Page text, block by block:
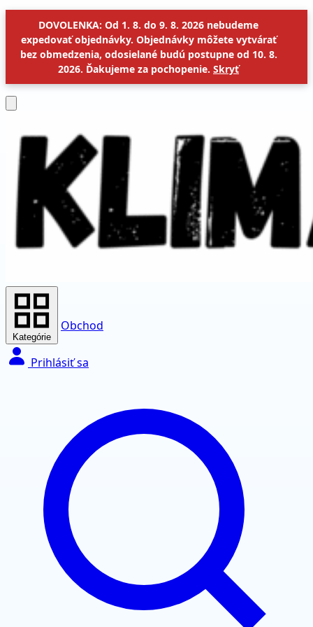
DOVOLENKA: Od 1. 8. do 9. 8. 2026 nebudeme
expedovať objednávky. Objednávky môžete vytvárať
bez obmedzenia, odosielané budú postupne od 10. 8.
2026. Ďakujeme za pochopenie. Skryť
Kategórie
Obchod
Prihlásiť sa